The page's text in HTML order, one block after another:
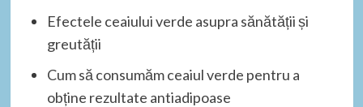
Efectele ceaiului verde asupra sănătății și
greutății
Cum să consumăm ceaiul verde pentru a
obține rezultate antiadipoase